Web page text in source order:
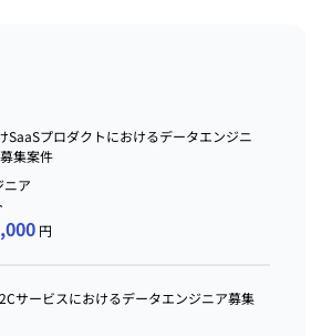
SaaSプロダクトにおけるデータエンジニ
集案件
ニア
円
サービスにおけるデータエンジニア募集